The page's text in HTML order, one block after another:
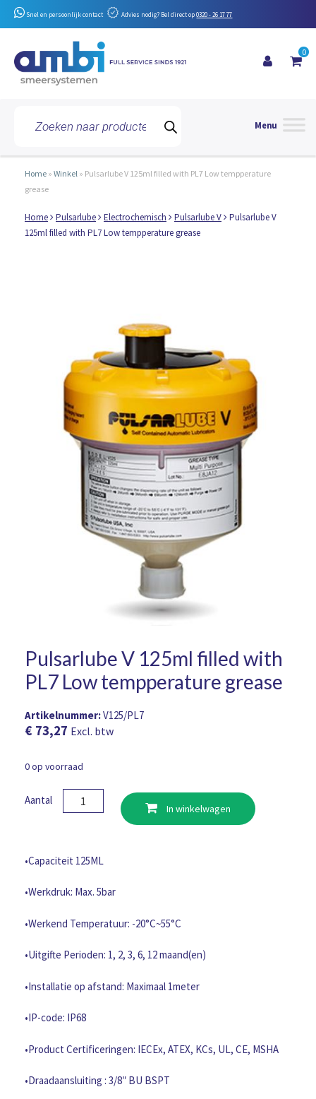
Snel en persoonlijk contact Advies nodig? Bel direct op0320 - 26 17 77
zoeken
0
Home » Winkel » Pulsarlube V 125ml filled with PL7 Low tempperature
grease
Home Pulsarlube Electrochemisch Pulsarlube V
Pulsarlube V
125ml filled with PL7 Low tempperature grease
Pulsarlube V 125ml filled with
PL7 Low tempperature grease
Artikelnummer:V125/PL7
€ 73,27 Excl. btw
0 op voorraad
Aantal
Pulsarlube
V
with
Low
grease
In winkelwagen
•Capaciteit 125ML
•Werkdruk: Max. 5bar
•Werkend Temperatuur: -20°C~55°C
•Uitgifte Perioden: 1, 2, 3, 6, 12 maand(en)
•Installatie op afstand: Maximaal 1meter
•IP-code: IP68
•Product Certificeringen: IECEx, ATEX, KCs, UL, CE, MSHA
•Draadaansluiting : 3/8″ BU BSPT